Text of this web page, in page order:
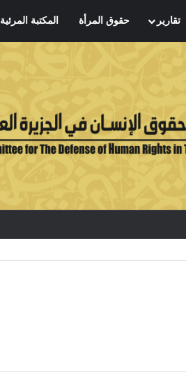
تقارير حقوق المرأة المكتبة المرئية